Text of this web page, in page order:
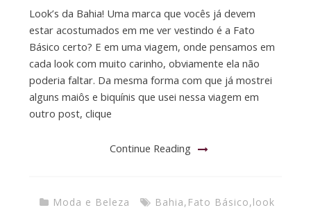
Look’s da Bahia! Uma marca que vocês já devem
estar acostumados em me ver vestindo é a Fato
Básico certo? E em uma viagem, onde pensamos em
cada look com muito carinho, obviamente ela não
poderia faltar. Da mesma forma com que já mostrei
alguns maiôs e biquínis que usei nessa viagem em
outro post, clique
Continue Reading
Moda e Beleza Bahia, Fato Básico,look